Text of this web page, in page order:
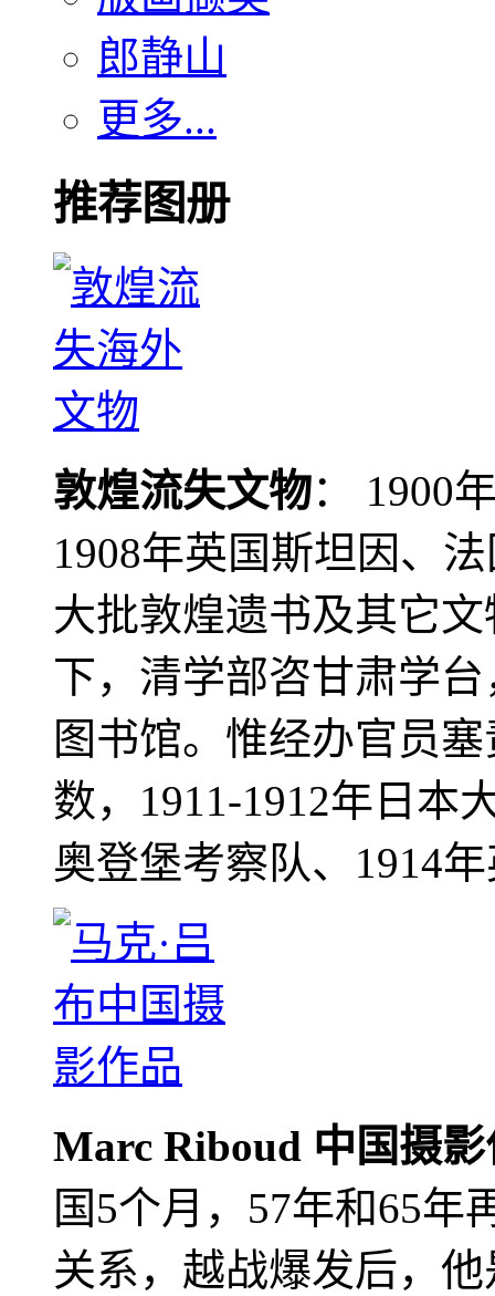
郎静山
更多...
推荐图册
敦煌流失文物： 1900
1908年英国斯坦因、
大批敦煌遗书及其它
下，清学部咨甘肃学
图书馆。惟经办官员
数，1911-1912年日本
奥登堡考察队、1914
Marc Riboud 中国摄
国5个月，57年和65年
关系，越战爆发后，